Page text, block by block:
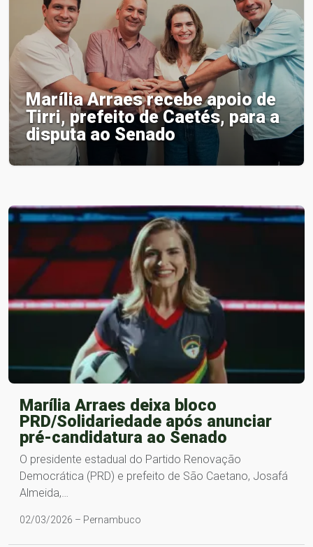
Marília Arraes recebe apoio de
Tirri, prefeito de Caetés, para a
disputa ao Senado
Marília Arraes deixa bloco
PRD/Solidariedade após anunciar
pré-candidatura ao Senado
O presidente estadual do Partido Renovação
Democrática (PRD) e prefeito de São Caetano, Josafá
Almeida,…
02/03/2026 – Pernambuco